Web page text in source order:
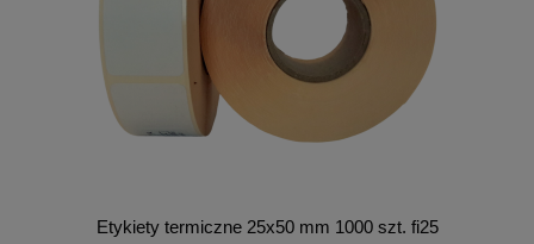
Etykiety termiczne 25x50 mm 1000 szt. fi25